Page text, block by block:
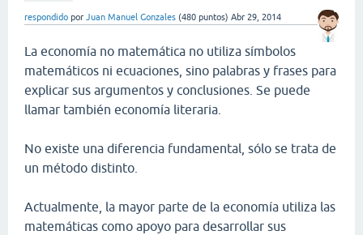
respondido por Juan Manuel Gonzales (480 puntos) Abr 29, 2014
La economía no matemática no utiliza símbolos
matemáticos ni ecuaciones, sino palabras y frases para
explicar sus argumentos y conclusiones. Se puede
llamar también economía literaria.
No existe una diferencia fundamental, sólo se trata de
un método distinto.
Actualmente, la mayor parte de la economía utiliza las
matemáticas como apoyo para desarrollar sus